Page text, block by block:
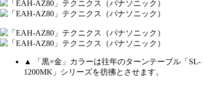
▲ 「黒×金」カラーは往年のターンテーブル「SL-
1200MK」シリーズを彷彿とさせます。